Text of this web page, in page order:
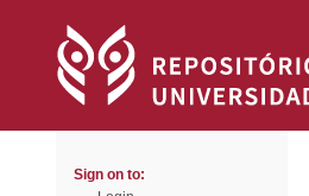
Sign on to: